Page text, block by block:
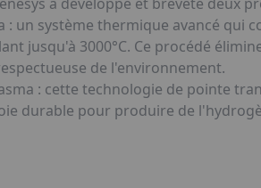
: un système thermique avancé qui
jusqu'à 3000°C. Ce procédé
de l'environnement.
: cette technologie de pointe
durable pour produire de